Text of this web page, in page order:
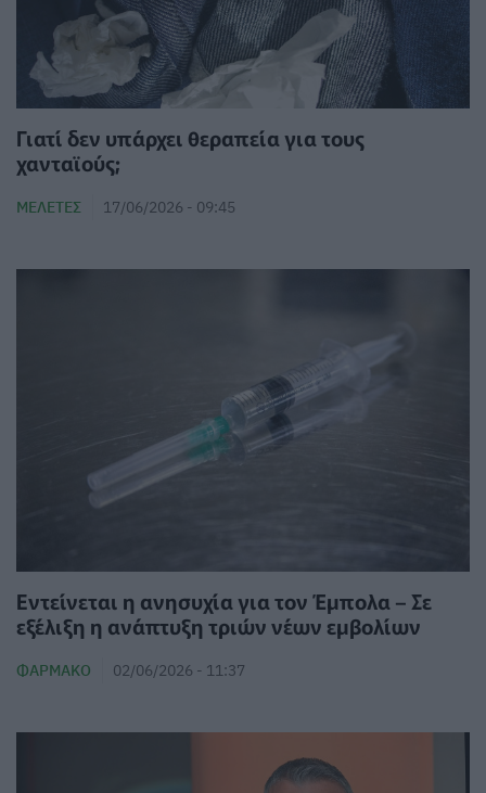
Γιατί δεν υπάρχει θεραπεία για τους
χανταϊούς;
ΜΕΛΈΤΕΣ 17/06/2026 - 09:45
Εντείνεται η ανησυχία για τον Έμπολα – Σε
εξέλιξη η ανάπτυξη τριών νέων εμβολίων
ΦΆΡΜΑΚΟ 02/06/2026 - 11:37